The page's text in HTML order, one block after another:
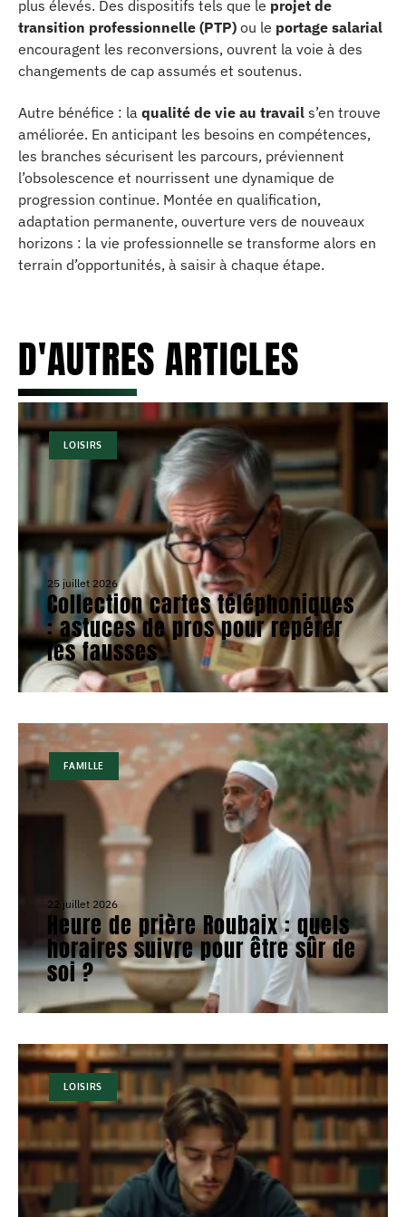
plus élevés. Des dispositifs tels que le projet de
transition professionnelle (PTP) ou le portage salarial
encouragent les reconversions, ouvrent la voie à des
changements de cap assumés et soutenus.
Autre bénéfice : la qualité de vie au travail s’en trouve
améliorée. En anticipant les besoins en compétences,
les branches sécurisent les parcours, préviennent
l’obsolescence et nourrissent une dynamique de
progression continue. Montée en qualification,
adaptation permanente, ouverture vers de nouveaux
horizons : la vie professionnelle se transforme alors en
terrain d’opportunités, à saisir à chaque étape.
D'AUTRES ARTICLES
LOISIRS
25 juillet 2026
Collection cartes téléphoniques
: astuces de pros pour repérer
les fausses
FAMILLE
22 juillet 2026
Heure de prière Roubaix : quels
horaires suivre pour être sûr de
soi ?
LOISIRS